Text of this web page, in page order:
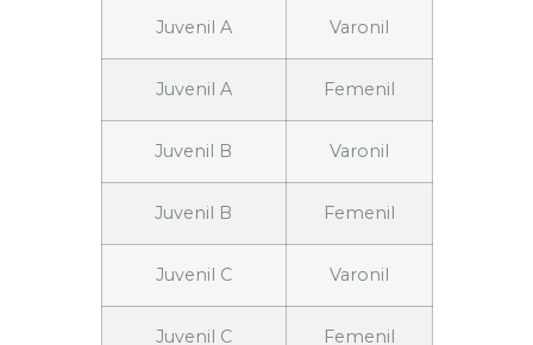
Juvenil A Varonil
Juvenil A Femenil
Juvenil B Varonil
Juvenil B Femenil
Juvenil C Varonil
Juvenil C Femenil